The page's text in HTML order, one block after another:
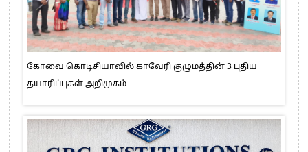
கோவை கொடிசியாவில் காவேரி குழுமத்தின் 3 புதிய
தயாரிப்புகள் அறிமுகம்